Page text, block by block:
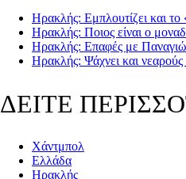
Ηρακλής: Εμπλουτίζει και το
Ηρακλής: Ποιος είναι ο
Ηρακλής: Επαφές με
Ηρακλής: Ψάχνει και
ΔΕΙΤΕ
Χάντμπολ
Ελλάδα
Ηρακλής